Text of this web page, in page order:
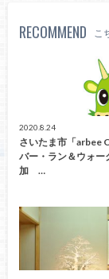
RECOMMEND こ
2020.8.24
さいたま市「arbee
バー・ラン＆ウォー
加 …